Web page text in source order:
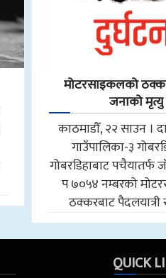
मोटरसाइकलको
जनाको मृत्यु
काठमाडौँ, २२ साउन ।
गाउँपालिका-३
गोबरडिहाबाट पचैयातर्फ
प ७०५४ नम्बरको
ठक्करबाट पैदलयात्री
QUICK